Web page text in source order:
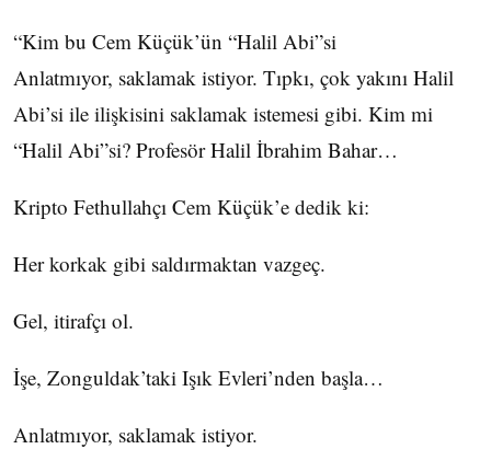
“Kim bu Cem Küçük’ün “Halil Abi”si
Anlatmıyor, saklamak istiyor. Tıpkı, çok yakını Halil
Abi’si ile ilişkisini saklamak istemesi gibi. Kim mi
“Halil Abi”si? Profesör Halil İbrahim Bahar…
Kripto Fethullahçı Cem Küçük’e dedik ki:
Her korkak gibi saldırmaktan vazgeç.
Gel, itirafçı ol.
İşe, Zonguldak’taki Işık Evleri’nden başla…
Anlatmıyor, saklamak istiyor.